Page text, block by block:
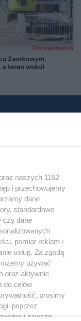
Dla mieszkańca
Zamkowym.
teren wokół
naszych 1162
i przechowujemy
dane
standardowe
czy dane
pomiar reklam i
usług. Za zgodą
używać
oraz aktywnie
do celów
prosimy
poprzez
i zawsze